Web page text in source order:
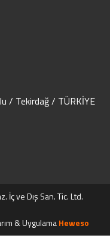
/ Tekirdağ / TÜRKİYE
İç ve Dış San. Tic. Ltd.
& UygulamaHeweso